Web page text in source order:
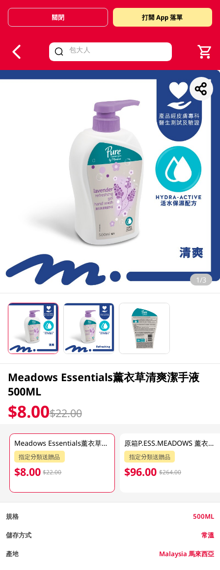
Valid Until 30 June 2026
關閉 打開 App 落單
1/3
Meadows Essentials薰衣草清爽潔手液
500ML
$8.00$22.00
Meadows Essentials薰衣草清爽潔手液 500ML
指定分類送贈品
$8.00 $22.00
原箱P.ESS.MEADOWS 薰衣草清爽潔手液12 PC
指定分類送贈品
$96.00 $264.00
規格 500ML
儲存方式 常溫
產地 Malaysia 馬來西亞